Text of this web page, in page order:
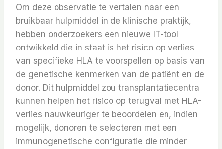
Om deze observatie te vertalen naar een
bruikbaar hulpmiddel in de klinische praktijk,
hebben onderzoekers een nieuwe IT-tool
ontwikkeld die in staat is het risico op verlies
van specifieke HLA te voorspellen op basis van
de genetische kenmerken van de patiënt en de
donor. Dit hulpmiddel zou transplantatiecentra
kunnen helpen het risico op terugval met HLA-
verlies nauwkeuriger te beoordelen en, indien
mogelijk, donoren te selecteren met een
immunogenetische configuratie die minder